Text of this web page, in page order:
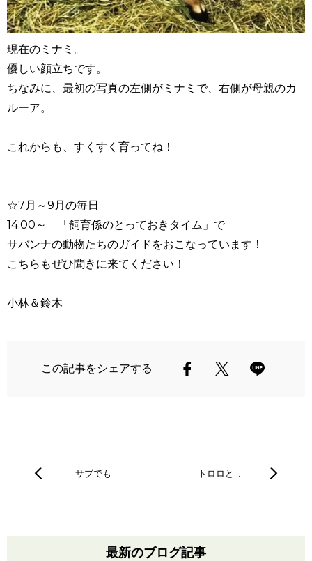
現在のミナミ。
優しい顔立ちです。
ちなみに、最初の写真の左側がミナミで、右側が母親のカ
ルーア。
これからも、すくすく育ってね！
☆7月～9月の毎日
14:00～ 「飼育係のとっておきタイム」で
サバンナの動物たちのガイドをおこなっています！
こちらもぜひ聞きに来てください！
小林＆鈴木
この記事をシェアする
サブでも トロロと…
最新のブログ記事